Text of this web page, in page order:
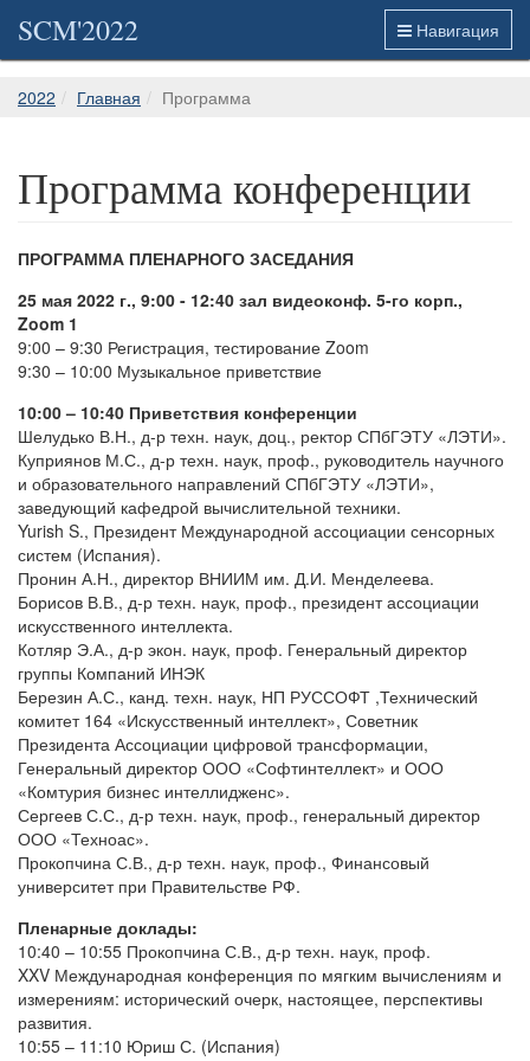
Навигация
SCM'2022
2022 Главная Программа
Программа конференции
ПРОГРАММА ПЛЕНАРНОГО ЗАСЕДАНИЯ
25 мая 2022 г., 9:00 - 12:40 зал видеоконф. 5-го корп.,
Zoom 1
9:00 – 9:30 Регистрация, тестирование Zoom
9:30 – 10:00 Музыкальное приветствие
10:00 – 10:40 Приветствия конференции
Шелудько В.Н., д-р техн. наук, доц., ректор СПбГЭТУ «ЛЭТИ».
Куприянов М.С., д-р техн. наук, проф., руководитель научного
и образовательного направлений СПбГЭТУ «ЛЭТИ»,
заведующий кафедрой вычислительной техники.
Yurish S., Президент Международной ассоциации сенсорных
систем (Испания).
Пронин А.Н., директор ВНИИМ им. Д.И. Менделеева.
Борисов В.В., д-р техн. наук, проф., президент ассоциации
искусственного интеллекта.
Котляр Э.А., д-р экон. наук, проф. Генеральный директор
группы Компаний ИНЭК
Березин А.С., канд. техн. наук, НП РУССОФТ ,Технический
комитет 164 «Искусственный интеллект», Советник
Президента Ассоциации цифровой трансформации,
Генеральный директор ООО «Софтинтеллект» и ООО
«Комтурия бизнес интеллидженс».
Сергеев С.С., д-р техн. наук, проф., генеральный директор
ООО «Техноас».
Прокопчина С.В., д-р техн. наук, проф., Финансовый
университет при Правительстве РФ.
Пленарные доклады:
10:40 – 10:55 Прокопчина С.В., д-р техн. наук, проф.
XXV Международная конференция по мягким вычислениям и
измерениям: исторический очерк, настоящее, перспективы
развития.
10:55 – 11:10 Юриш С. (Испания)